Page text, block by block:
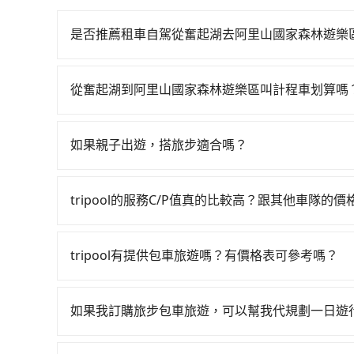
是否推薦租車自駕從奮起湖去阿里山國家森林遊樂
天就要來回，那在嘉義路邊可隨租隨借的iRent應
車費用預估進去，但額外的汽車保險與可能的罰
未被修理，每一次租車都好像在開樂透一樣。另
離，在遇到下雨天或者載行李時，就顯得非常不便。
從奮起湖到阿里山國家森林遊樂區叫計程車划算嗎
起湖附近的計程車隊，如東南計程車、上和東南
約，以免當場被坑受騙。雖然奮起湖到阿里山國
如果親子出遊，搭旅步適合嗎？
出遊時安全更有保障。
tripool的服務C/P值真的比較高？跟其他車隊的價
的台灣大車隊、大都會、LINE Taxi、Uber，機
到府服務，是絕大多數乘客出行的最佳選擇。
tripool有提供包車旅遊嗎？有價格表可參考嗎？
有，可彈性選擇2~12小時的服務，滿足家族出遊
如果我訂購旅步包車旅遊，可以幫我代規劃一日遊